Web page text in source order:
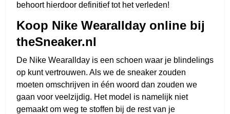
behoort hierdoor definitief tot het verleden!
Koop Nike Wearallday online bij
theSneaker.nl
De Nike Wearallday is een schoen waar je blindelings
op kunt vertrouwen. Als we de sneaker zouden
moeten omschrijven in één woord dan zouden we
gaan voor veelzijdig. Het model is namelijk niet
gemaakt om weg te stoffen bij de rest van je